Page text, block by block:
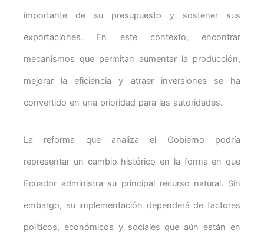
importante de su presupuesto y sostener sus
exportaciones. En este contexto, encontrar
mecanismos que permitan aumentar la producción,
mejorar la eficiencia y atraer inversiones se ha
convertido en una prioridad para las autoridades.
La reforma que analiza el Gobierno podría
representar un cambio histórico en la forma en que
Ecuador administra su principal recurso natural. Sin
embargo, su implementación dependerá de factores
políticos, económicos y sociales que aún están en